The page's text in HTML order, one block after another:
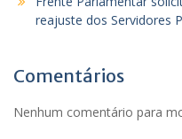
reajuste dos Servidores
Comentários
Nenhum comentário para